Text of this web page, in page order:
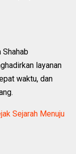
Shahab
layanan
waktu, dan
Sejarah Menuju